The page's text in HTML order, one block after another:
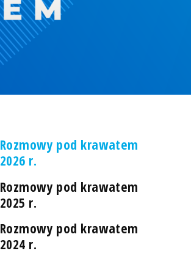
Rozmowy pod krawatem
2026 r.
Rozmowy pod krawatem
2025 r.
Rozmowy pod krawatem
2024 r.